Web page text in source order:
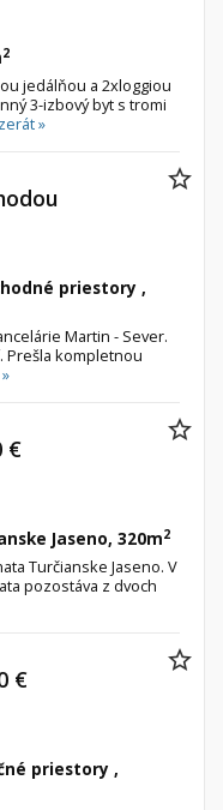
2
jedálňou a 2xloggiou
3-izbový byt s tromi
»
priestory ,
Martin - Sever.
Prešla kompletnou
Jaseno, 320m2
Turčianske Jaseno. V
pozostáva z dvoch
€
priestory ,
€